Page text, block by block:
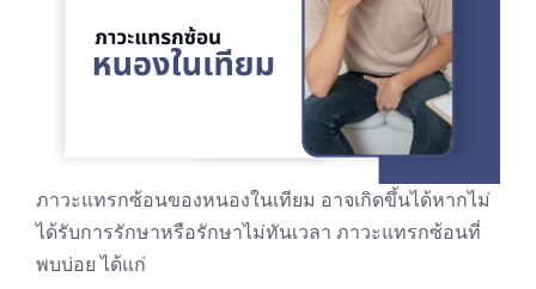
ภาวะแทรกซ้อนของหนองในเทียม อาจเกิดขึ้นได้หากไม่
ได้รับการรักษาหรือรักษาไม่ทันเวลา ภาวะแทรกซ้อนที่
พบบ่อย ได้แก่